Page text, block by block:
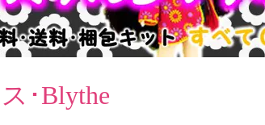
･Blythe